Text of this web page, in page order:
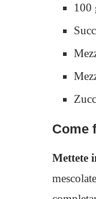
100
Come
Mettete